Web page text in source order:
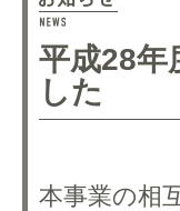
平成28年
した
本事業の相